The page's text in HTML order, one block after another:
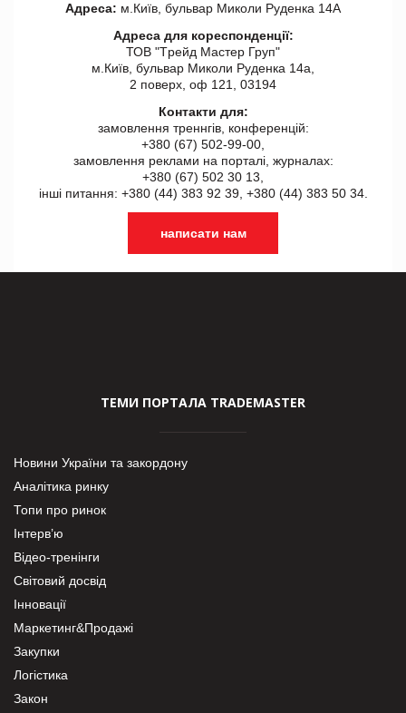
Адреса: м.Київ, бульвар Миколи Руденка 14А
Адреса для кореспонденції:
ТОВ "Tрейд Мастер Груп"
м.Київ, бульвар Миколи Руденка 14а,
2 поверх, оф 121, 03194
Контакти для:
замовлення треннгів, конференцій:
+380 (67) 502-99-00,
замовлення реклами на порталі, журналах:
+380 (67) 502 30 13,
інші питання: +380 (44) 383 92 39, +380 (44) 383 50 34.
написати нам
ТЕМИ ПОРТАЛА TRADEMASTER
Новини України та закордону
Аналітика ринку
Топи про ринок
Інтерв’ю
Відео-тренінги
Світовий досвід
Інновації
Маркетинг&Продажі
Закупки
Логістика
Закон